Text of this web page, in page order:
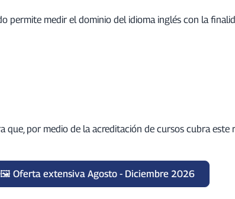
permite medir el dominio del idioma inglés con la
por medio de la acreditación de cursos cubra este
Oferta extensiva Agosto - Diciembre 2026